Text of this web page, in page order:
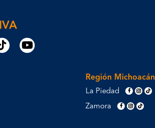
Región Michoacán
La Piedad
Zamora